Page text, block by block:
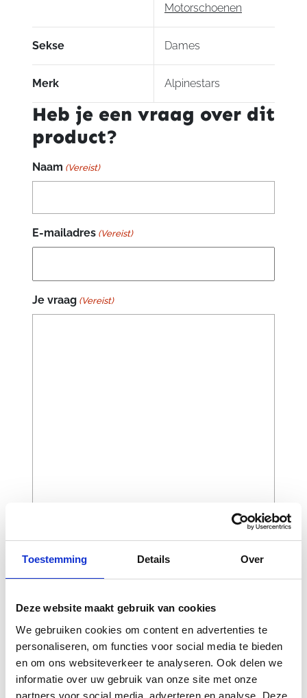
Toestemming Details Over
Deze website maakt gebruik van cookies
We gebruiken cookies om content en advertenties te
personaliseren, om functies voor social media te bieden
en om ons websiteverkeer te analyseren. Ook delen we
informatie over uw gebruik van onze site met onze
partners voor social media, adverteren en analyse. Deze
Motorschoenen
Sekse Dames
Merk Alpinestars
Heb je een vraag over dit
product?
Naam (Vereist)
E-mailadres (Vereist)
Je vraag (Vereist)